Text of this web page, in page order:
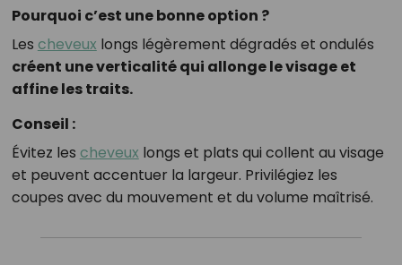
Pourquoi c’est une bonne option ?
Les cheveux longs légèrement dégradés et ondulés
créent une verticalité qui allonge le visage et
affine les traits.
Conseil :
Évitez les cheveux longs et plats qui collent au visage
et peuvent accentuer la largeur. Privilégiez les
coupes avec du mouvement et du volume maîtrisé.